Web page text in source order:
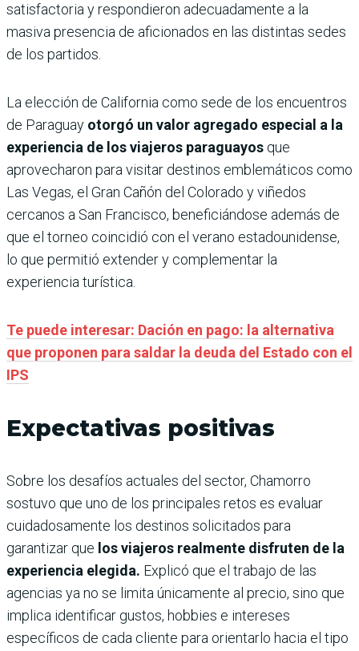
satisfactoria y respondieron adecuadamente a la
masiva presencia de aficionados en las distintas sedes
de los partidos.
La elección de California como sede de los encuentros
de Paraguay otorgó un valor agregado especial a la
experiencia de los viajeros paraguayos que
aprovecharon para visitar destinos emblemáticos como
Las Vegas, el Gran Cañón del Colorado y viñedos
cercanos a San Francisco, beneficiándose además de
que el torneo coincidió con el verano estadounidense,
lo que permitió extender y complementar la
experiencia turística.
Te puede interesar: Dación en pago: la alternativa
que proponen para saldar la deuda del Estado con el
IPS
Expectativas positivas
Sobre los desafíos actuales del sector, Chamorro
sostuvo que uno de los principales retos es evaluar
cuidadosamente los destinos solicitados para
garantizar que los viajeros realmente disfruten de la
experiencia elegida. Explicó que el trabajo de las
agencias ya no se limita únicamente al precio, sino que
implica identificar gustos, hobbies e intereses
específicos de cada cliente para orientarlo hacia el tipo